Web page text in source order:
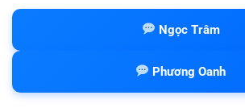
Ngọc Trâm
Phương Oanh